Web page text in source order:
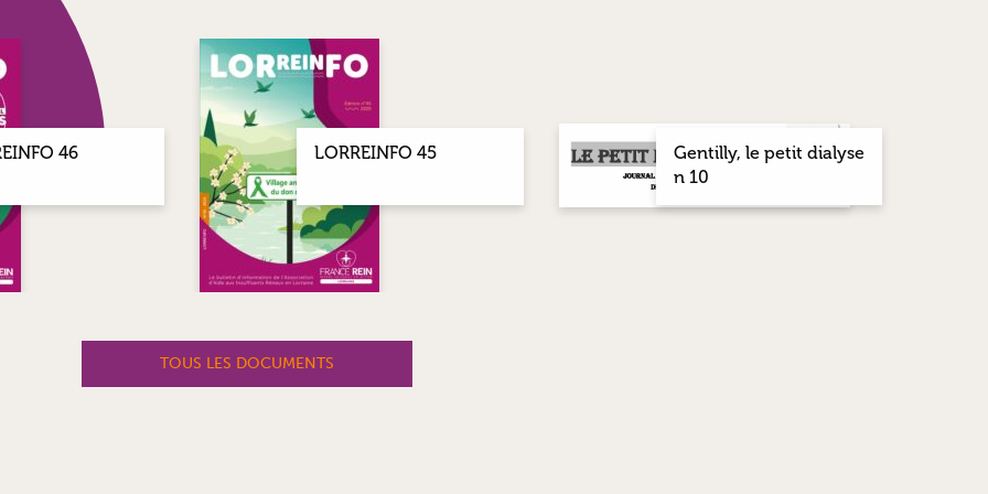
46 LORREINFO 45
Gentilly, le petit dialyse
n 10
TOUS LES DOCUMENTS